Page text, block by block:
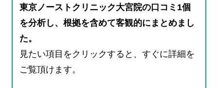
東京ノーストクリニック大宮院の口コミ1個
を分析し、根拠を含めて客観的にまとめまし
た。
見たい項目をクリックすると、すぐに詳細を
ご覧頂けます。